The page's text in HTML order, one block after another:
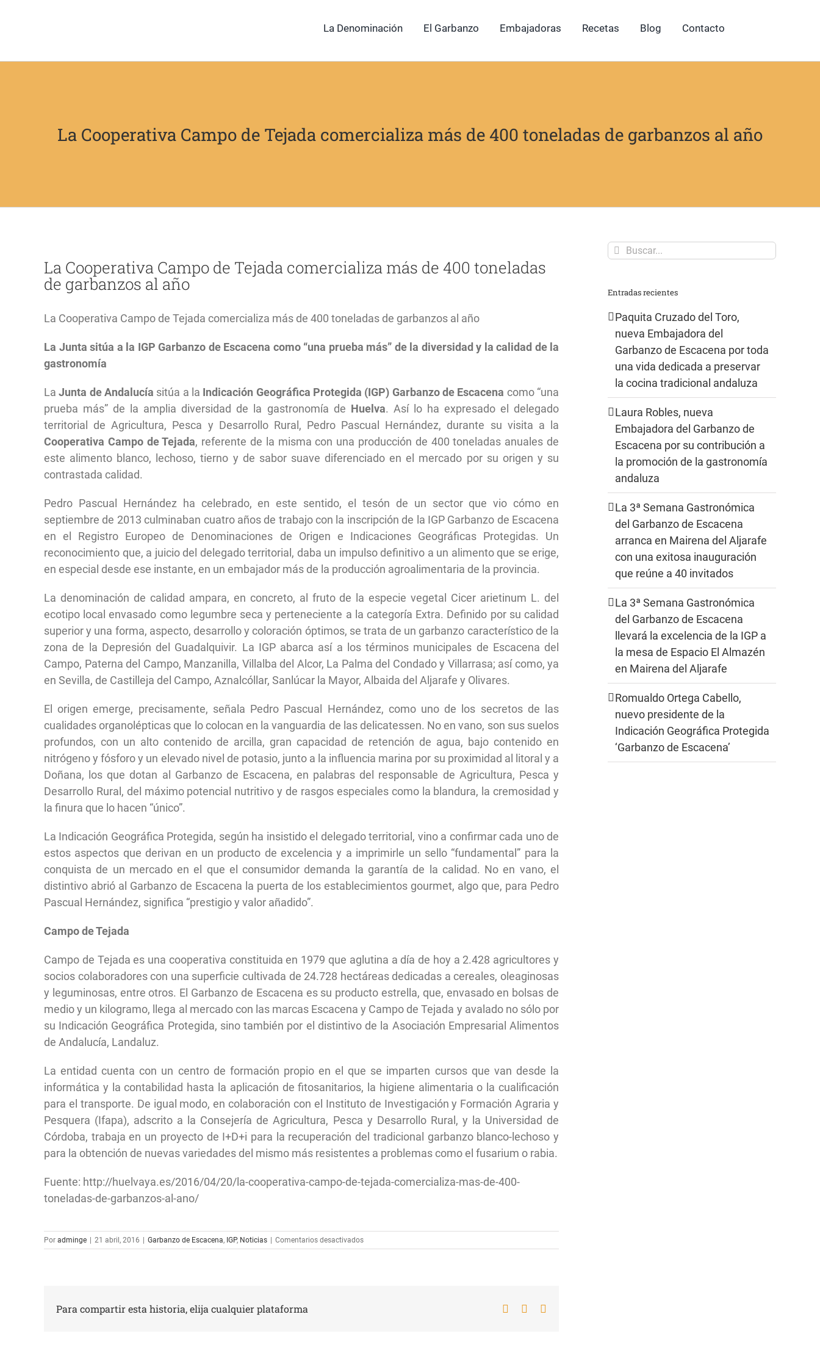
La Denominación El Garbanzo Embajadoras Recetas Blog Contacto
La Cooperativa Campo de Tejada comercializa más de 400 toneladas de garbanzos al año
imagen
más
La Cooperativa Campo de Tejada comercializa más de 400 toneladas
de garbanzos al año
La Cooperativa Campo de Tejada comercializa más de 400 toneladas de garbanzos al año
La Junta sitúa a la IGP Garbanzo de Escacena como “una prueba más” de la diversidad y la calidad de la
gastronomía
LaJunta de Andalucía sitúa a la Indicación Geográfica Protegida (IGP) Garbanzo de Escacena como “una
prueba más” de la amplia diversidad de la gastronomía de Huelva. Así lo ha expresado el delegado
territorial de Agricultura, Pesca y Desarrollo Rural, Pedro Pascual Hernández, durante su visita a la
Cooperativa Campo de Tejada, referente de la misma con una producción de 400 toneladas anuales de
este alimento blanco, lechoso, tierno y de sabor suave diferenciado en el mercado por su origen y su
contrastada calidad.
Pedro Pascual Hernández ha celebrado, en este sentido, el tesón de un sector que vio cómo en
septiembre de 2013 culminaban cuatro años de trabajo con la inscripción de la IGP Garbanzo de Escacena
en el Registro Europeo de Denominaciones de Origen e Indicaciones Geográficas Protegidas. Un
reconocimiento que, a juicio del delegado territorial, daba un impulso definitivo a un alimento que se erige,
en especial desde ese instante, en un embajador más de la producción agroalimentaria de la provincia.
La denominación de calidad ampara, en concreto, al fruto de la especie vegetal Cicer arietinum L. del
ecotipo local envasado como legumbre seca y perteneciente a la categoría Extra. Definido por su calidad
superior y una forma, aspecto, desarrollo y coloración óptimos, se trata de un garbanzo característico de la
zona de la Depresión del Guadalquivir. La IGP abarca así a los términos municipales de Escacena del
Campo, Paterna del Campo, Manzanilla, Villalba del Alcor, La Palma del Condado y Villarrasa; así como, ya
en Sevilla, de Castilleja del Campo, Aznalcóllar, Sanlúcar la Mayor, Albaida del Aljarafe y Olivares.
El origen emerge, precisamente, señala Pedro Pascual Hernández, como uno de los secretos de las
cualidades organolépticas que lo colocan en la vanguardia de las delicatessen. No en vano, son sus suelos
profundos, con un alto contenido de arcilla, gran capacidad de retención de agua, bajo contenido en
nitrógeno y fósforo y un elevado nivel de potasio, junto a la influencia marina por su proximidad al litoral y a
Doñana, los que dotan al Garbanzo de Escacena, en palabras del responsable de Agricultura, Pesca y
Desarrollo Rural, del máximo potencial nutritivo y de rasgos especiales como la blandura, la cremosidad y
la finura que lo hacen “único”.
La Indicación Geográfica Protegida, según ha insistido el delegado territorial, vino a confirmar cada uno de
estos aspectos que derivan en un producto de excelencia y a imprimirle un sello “fundamental” para la
conquista de un mercado en el que el consumidor demanda la garantía de la calidad. No en vano, el
distintivo abrió al Garbanzo de Escacena la puerta de los establecimientos gourmet, algo que, para Pedro
Pascual Hernández, significa “prestigio y valor añadido”.
Campo de Tejada
Campo de Tejada es una cooperativa constituida en 1979 que aglutina a día de hoy a 2.428 agricultores y
socios colaboradores con una superficie cultivada de 24.728 hectáreas dedicadas a cereales, oleaginosas
y leguminosas, entre otros. El Garbanzo de Escacena es su producto estrella, que, envasado en bolsas de
medio y un kilogramo, llega al mercado con las marcas Escacena y Campo de Tejada y avalado no sólo por
su Indicación Geográfica Protegida, sino también por el distintivo de la Asociación Empresarial Alimentos
de Andalucía, Landaluz.
La entidad cuenta con un centro de formación propio en el que se imparten cursos que van desde la
informática y la contabilidad hasta la aplicación de fitosanitarios, la higiene alimentaria o la cualificación
para el transporte. De igual modo, en colaboración con el Instituto de Investigación y Formación Agraria y
Pesquera (Ifapa), adscrito a la Consejería de Agricultura, Pesca y Desarrollo Rural, y la Universidad de
Córdoba, trabaja en un proyecto de I+D+i para la recuperación del tradicional garbanzo blanco-lechoso y
para la obtención de nuevas variedades del mismo más resistentes a problemas como el fusarium o rabia.
Fuente: http://huelvaya.es/2016/04/20/la-cooperativa-campo-de-tejada-comercializa-mas-de-400-
toneladas-de-garbanzos-al-ano/
Por adminge | 21 abril, 2016 | Garbanzo de Escacena, IGP, Noticias | Comentarios desactivadosen
La
Para compartir esta historia, elija cualquier plataforma Facebook
Buscar:
Entradas recientes
Paquita Cruzado del Toro,
nueva Embajadora del
Garbanzo de Escacena por toda
una vida dedicada a preservar
la cocina tradicional andaluza
Laura Robles, nueva
Embajadora del Garbanzo de
Escacena por su contribución a
la promoción de la gastronomía
andaluza
La 3ª Semana Gastronómica
del Garbanzo de Escacena
arranca en Mairena del Aljarafe
con una exitosa inauguración
que reúne a 40 invitados
La 3ª Semana Gastronómica
del Garbanzo de Escacena
llevará la excelencia de la IGP a
la mesa de Espacio El Almazén
en Mairena del Aljarafe
Romualdo Ortega Cabello,
nuevo presidente de la
Indicación Geográfica Protegida
‘Garbanzo de Escacena’